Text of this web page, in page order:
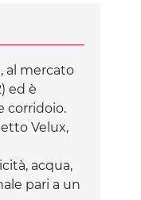
al mercato
ed è
corridoio.
Velux,
acqua,
pari a un